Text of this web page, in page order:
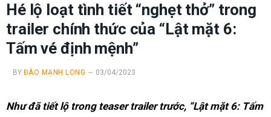
Hé lộ loạt tình tiết “nghẹt thở” trong
trailer chính thức của “Lật mặt 6:
Tấm vé định mệnh”
BY ĐÀO MẠNH LONG 03/04/2023
Như đã tiết lộ trong teaser trailer trước, “Lật mặt 6: Tấm